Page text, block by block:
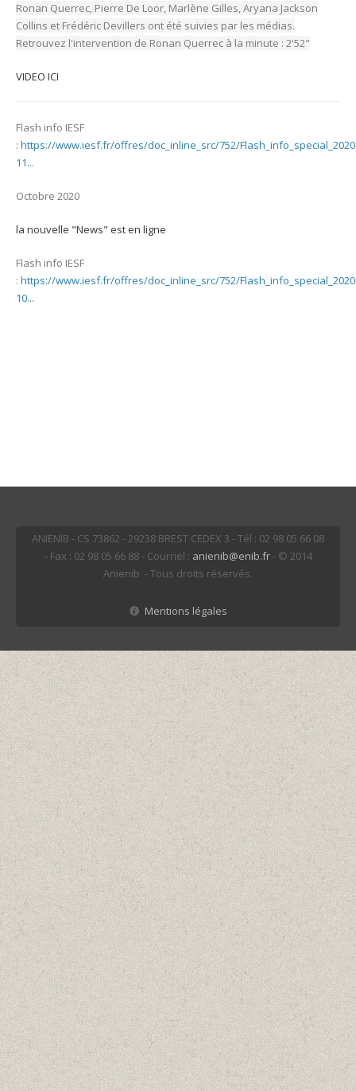
Ronan Querrec, Pierre De Loor, Marlène Gilles, Aryana Jackson
Collins et Frédéric Devillers ont été suivies par les médias.
Retrouvez l'intervention de Ronan Querrec à la minute : 2'52"
VIDEO ICI
Flash info IESF
: https://www.iesf.fr/offres/doc_inline_src/752/
11...
Octobre 2020
la nouvelle "News" est en ligne
Flash info IESF
: https://www.iesf.fr/offres/doc_inline_src/752/
10...
ANIENIB - CS 73862 - 29238 BREST CEDEX 3 - Tél : 02 98 05 66 08
- Fax : 02 98 05 66 88 - Courriel : anienib@enib.fr- © 2014
Anienib - Tous droits réservés.
Mentions légales